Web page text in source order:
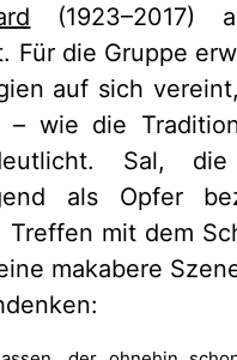
(1923–2017)
Für die Gruppe
auf sich
– wie die
Sal,
als Opfer
mit dem
makabere